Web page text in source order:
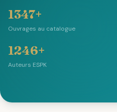
1347+
Ouvrages au catalogue
1246+
Auteurs ESPK